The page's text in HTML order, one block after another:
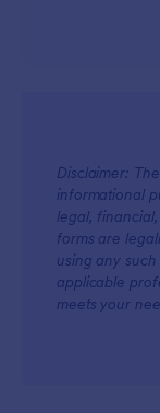
Disclaimer:
informational
legal,
forms are
using any
applicable
meets your